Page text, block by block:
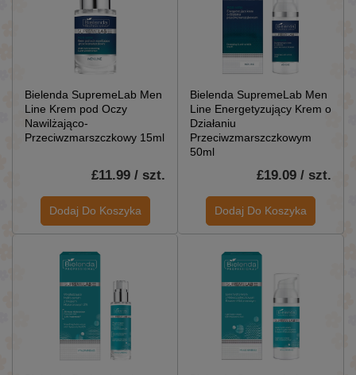
Bielenda SupremeLab Men
Line Krem pod Oczy
Nawilżająco-
Przeciwzmarszczkowy 15ml
£11.99 / szt.
Dodaj Do Koszyka
Bielenda SupremeLab Men
Line Energetyzujący Krem o
Działaniu
Przeciwzmarszczkowym
50ml
£19.09 / szt.
Dodaj Do Koszyka